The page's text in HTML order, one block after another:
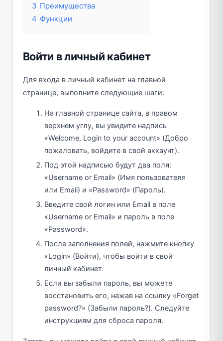
3 Преимущества
4 Функции
Войти в личный кабинет
Для входа в личный кабинет на главной
странице, выполните следующие шаги:
На главной странице сайта, в правом
верхнем углу, вы увидите надпись
«Welcome, Login to your account» (Добро
пожаловать, войдите в свой аккаунт).
Под этой надписью будут два поля:
«Username or Email» (Имя пользователя
или Email) и «Password» (Пароль).
Введите свой логин или Email в поле
«Username or Email» и пароль в поле
«Password».
После заполнения полей, нажмите кнопку
«Login» (Войти), чтобы войти в свой
личный кабинет.
Если вы забыли пароль, вы можете
восстановить его, нажав на ссылку «Forget
password?» (Забыли пароль?). Следуйте
инструкциям для сброса пароля.